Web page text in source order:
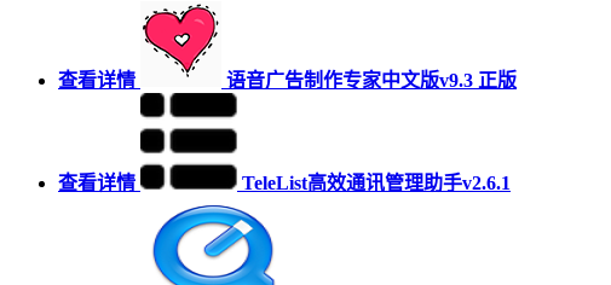
查看详情 语音广告制作专家中文版v9.3 正版
查看详情 TeleList高效通讯管理助手v2.6.1